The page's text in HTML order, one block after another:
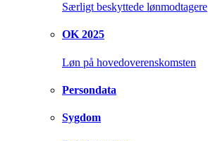
Særligt beskyttede lønmodtagere
OK 2025
Løn på hovedoverenskomsten
Persondata
Sygdom